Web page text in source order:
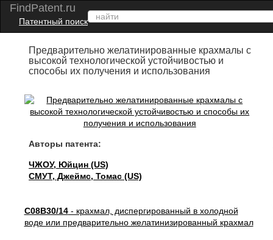
FindPatent.ru
Патентный поиск
Предварительно желатинированные крахмалы с
высокой технологической устойчивостью и
способы их получения и использования
Авторы патента:
ЧЖОУ, Юйцин (US)
СМУТ, Джеймс, Томас (US)
C08B30/14- крахмал, диспергированный в холодной
воде или предварительно желатинизированный крахмал